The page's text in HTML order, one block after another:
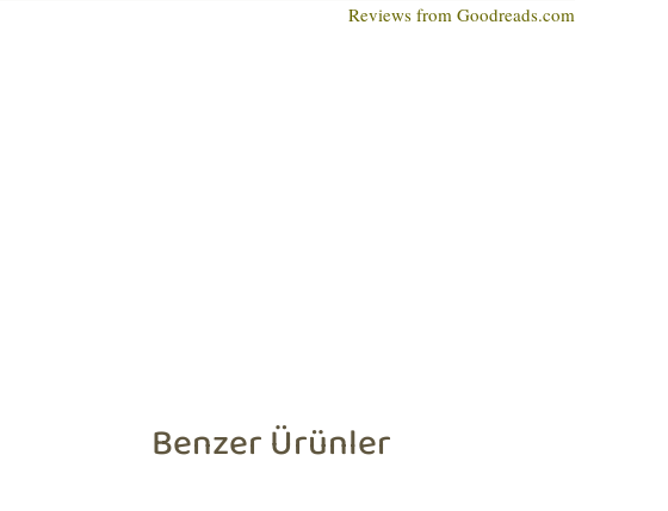
Reviews from Goodreads.com
Benzer Ürünler